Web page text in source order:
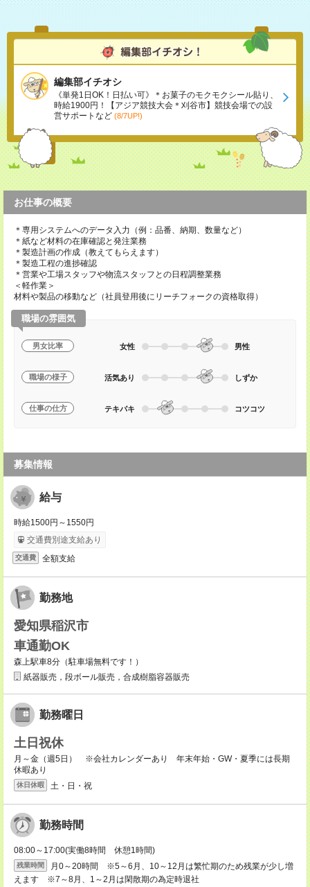
編集部イチオシ
《単発1日OK！日払い可》＊お菓子のモクモクシール貼り、
時給1900円！【アジア競技大会＊刈谷市】競技会場での設
営サポートなど (8/7UP!)
お仕事の概要
＊専用システムへのデータ入力（例：品番、納期、数量など）
＊紙など材料の在庫確認と発注業務
＊製造計画の作成（教えてもらえます）
＊製造工程の進捗確認
＊営業や工場スタッフや物流スタッフとの日程調整業務
＜軽作業＞
材料や製品の移動など（社員登用後にリーチフォークの資格取得）
職場の雰囲気
男女比率 女性 男性
職場の様子 活気あり しずか
仕事の仕方 テキパキ コツコツ
募集情報
給与
時給1500円～1550円
交通費別途支給あり
交通費 全額支給
勤務地
愛知県稲沢市
車通勤OK
森上駅車8分（駐車場無料です！）
紙器販売，段ボール販売，合成樹脂容器販売
勤務曜日
土日祝休
月～金（週5日） ※会社カレンダーあり 年末年始・GW・夏季には長期
休暇あり
休日休暇 土・日・祝
勤務時間
08:00～17:00(実働8時間 休憩1時間)
残業時間
月0～20時間 ※5～6月、10～12月は繁忙期のため残業が少し増
えます ※7～8月、1～2月は閑散期の為定時退社